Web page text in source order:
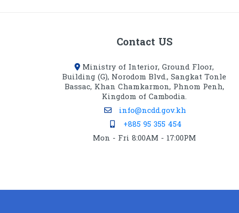
Contact US
Ministry of Interior, Ground Floor,
Building (G), Norodom Blvd., Sangkat Tonle
Bassac, Khan Chamkarmon, Phnom Penh,
Kingdom of Cambodia.
info@ncdd.gov.kh
+885 95 355 454
Mon - Fri 8:00AM - 17:00PM